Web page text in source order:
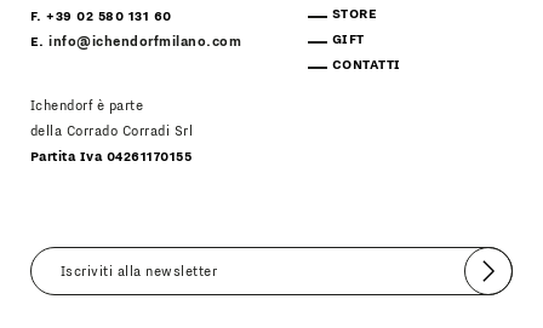
F. +39 02 580 131 60
E.info@ichendorfmilano.com
Ichendorf è parte
della Corrado Corradi Srl
Partita Iva 04261170155
STORE
GIFT
CONTATTI
Invia